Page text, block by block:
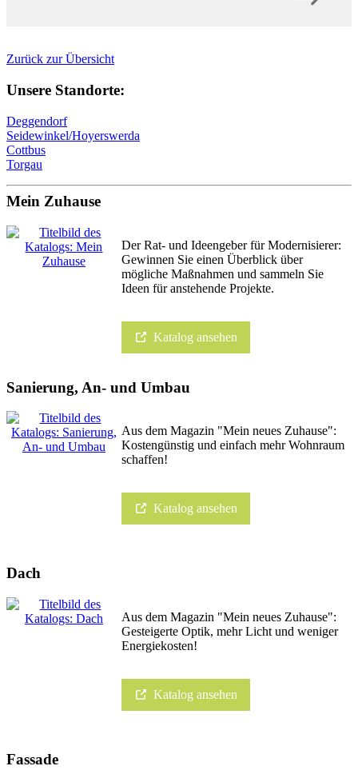
Zurück zur Übersicht
Unsere Standorte:
Deggendorf
Seidewinkel/Hoyerswerda
Cottbus
Torgau
Mein Zuhause
Der Rat- und Ideengeber für Modernisierer:
Gewinnen Sie einen Überblick über
mögliche Maßnahmen und sammeln Sie
Ideen für anstehende Projekte.
Katalog ansehen
Sanierung, An- und Umbau
Aus dem Magazin "Mein neues Zuhause":
Kostengünstig und einfach mehr Wohnraum
schaffen!
Katalog ansehen
Dach
Aus dem Magazin "Mein neues Zuhause":
Gesteigerte Optik, mehr Licht und weniger
Energiekosten!
Katalog ansehen
Fassade